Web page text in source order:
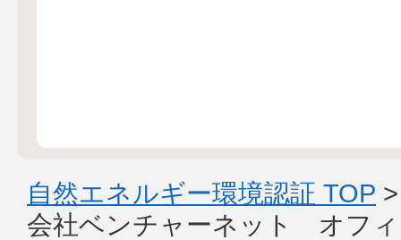
自然エネルギー環境認証 TOP
会社ベンチャーネット オフ